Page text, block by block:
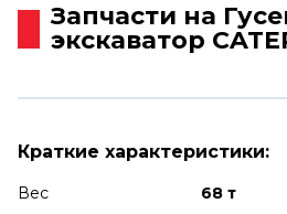
Запчасти на
экскаватор
Краткие характеристики:
Вес
68 т